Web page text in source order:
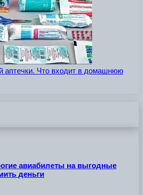
аптечки. Что входит в домашнюю
авиабилеты на выгодные
деньги